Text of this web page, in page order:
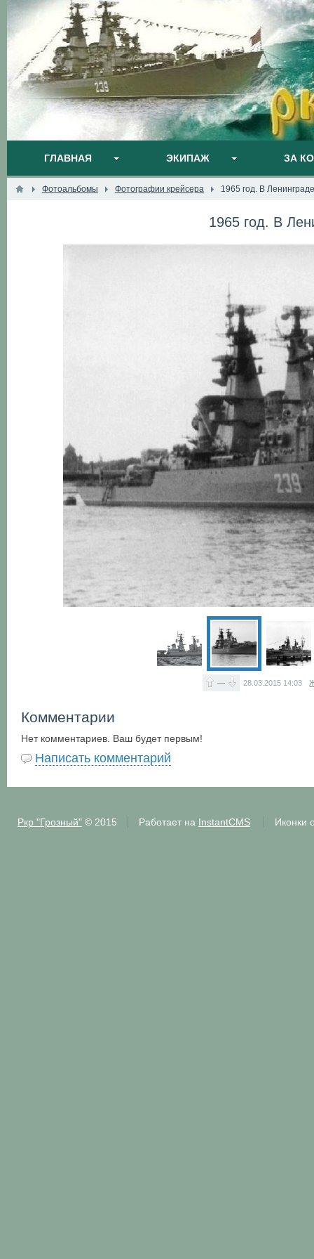
ГЛАВНАЯ ЭКИПАЖ ЗА
Фотоальбомы Фотографии крейсера 1965 год. В
1965 год. В
— 28.03.2015 14:03
Комментарии
Нет комментариев. Ваш будет первым!
Написать комментарий
Ркр "Грозный"© 2015 Работает на InstantCMS Иконки